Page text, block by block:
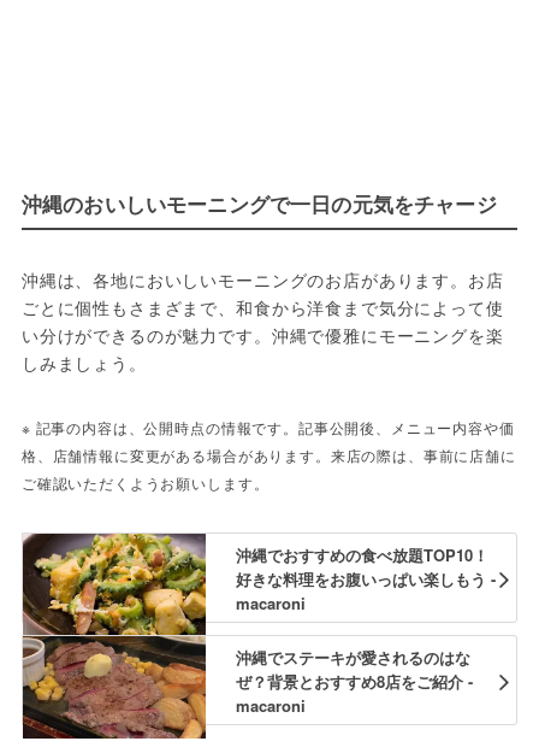
沖縄のおいしいモーニングで一日の元気をチャージ
沖縄は、各地においしいモーニングのお店があります。お店
ごとに個性もさまざまで、和食から洋食まで気分によって使
い分けができるのが魅力です。沖縄で優雅にモーニングを楽
しみましょう。
※ 記事の内容は、公開時点の情報です。記事公開後、メニュー内容や価
格、店舗情報に変更がある場合があります。来店の際は、事前に店舗に
ご確認いただくようお願いします。
沖縄でおすすめの食べ放題TOP10！
好きな料理をお腹いっぱい楽しもう -
macaroni
沖縄でステーキが愛されるのはな
ぜ？背景とおすすめ8店をご紹介 -
macaroni